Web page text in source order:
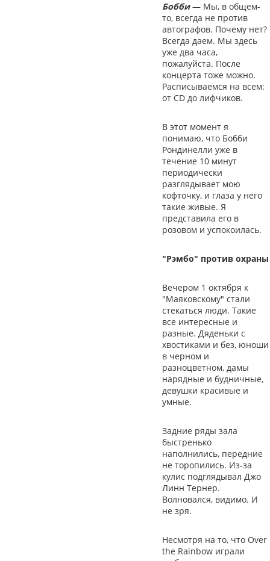
Бобби— Мы, в общем-
то, всегда не против
автографов. Почему нет?
Всегда даем. Мы здесь
уже два часа,
пожалуйста. После
концерта тоже можно.
Расписываемся на всем:
от CD до лифчиков.
В этот момент я
понимаю, что Бобби
Рондинелли уже в
течение 10 минут
периодически
разглядывает мою
кофточку, и глаза у него
такие живые. Я
представила его в
розовом и уcпокоилась.
"Рэмбо" против охраны
Вечером 1 октября к
"Маяковскому" стали
стекаться люди. Такие
все интересные и
разные. Дяденьки с
хвостиками и без, юноши
в черном и
разноцветном, дамы
нарядные и будничные,
девушки красивые и
умные.
Задние ряды зала
быстренько
наполнились, передние
не торопились. Из-за
кулис подглядывал Джо
Линн Тернер.
Волновался, видимо. И
не зря.
Несмотря на то, что Over
the Rainbow играли